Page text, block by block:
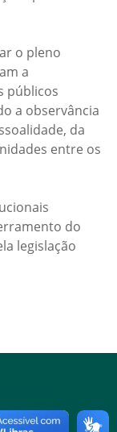
o pleno
a
públicos
a observância
da
entre os
do
legislação